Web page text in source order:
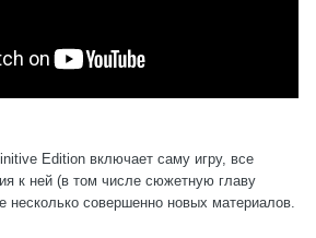
Edition включает саму игру, все
к ней (в том числе сюжетную главу
несколько совершенно новых материалов.